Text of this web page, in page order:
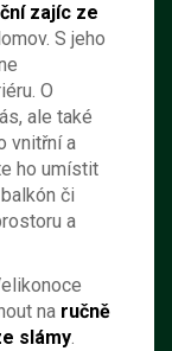
zajíc ze
S jeho
O
ale také
vnitřní a
ho umístit
či
a
na ručně
slámy.